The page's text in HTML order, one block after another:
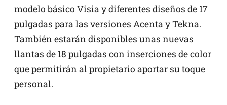
modelo básico Visia y diferentes diseños de 17
pulgadas para las versiones Acenta y Tekna.
También estarán disponibles unas nuevas
llantas de 18 pulgadas con inserciones de color
que permitirán al propietario aportar su toque
personal.